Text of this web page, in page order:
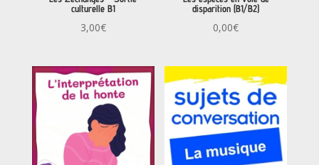
culturelle B1
3,00€
disparition (B1/B2)
0,00€